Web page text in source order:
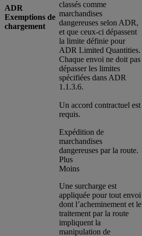
ADR
Exemptions de
chargement
classés comme
marchandises
dangereuses selon ADR,
et que ceux-ci dépassent
la limite définie pour
ADR Limited Quantities.
Chaque envoi ne doit pas
dépasser les limites
spécifiées dans ADR
1.1.3.6.
Un accord contractuel est
requis.
Expédition de
marchandises
dangereuses par la route.
Plus
Moins
Une surcharge est
appliquée pour tout envoi
dont l’acheminement et le
traitement par la route
impliquent la
manipulation de